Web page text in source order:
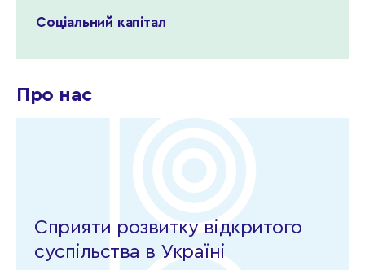
Соціальний капітал
Про нас
Сприяти розвитку відкритого
суспільства в Україні